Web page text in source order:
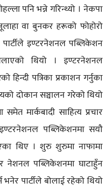
पनि भन्ने गरिन्थ्यो । नेकपा
वा बुनकर हरूको फोहोरो
पार्टीले इण्टरनेशनल पब्लिकेशन
थियो । इण्टरनेशनल
हिन्दी पत्रिका प्रकाशन गर्नुका
दोकान सञ्चालन गरेको थियो
मार्कबादी साहित्य प्रचार
पब्लिकेशनमा सयौ
थिए । शुरु शुरुमा नाफामा
पब्लिकेशनमा घाटाहुँन
पार्टीले बोलाई रहेको थियो